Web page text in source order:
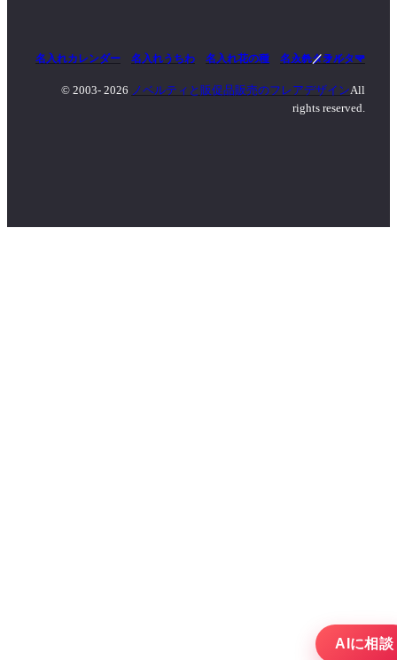
名入れカレンダー 名入れうちわ 名入れ花の種 名入れタオル
マッチ／ライター
© 2003- 2026 ノベルティと販促品販売のフレアデザインAll
rights reserved.
AIに相談